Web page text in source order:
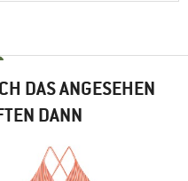
DAS ANGESEHEN
DANN